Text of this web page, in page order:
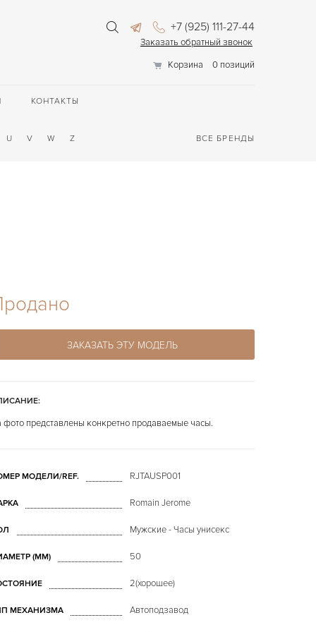
+7 (925) 111-27-44
Заказать обратный звонок
Корзина
0 позиций
КОНТАКТЫ
U V W Z ВСЕ БРЕНДЫ
ЗАКАЗАТЬ ЭТУ МОДЕЛЬ
фото представлены конкретно продаваемые часы.
МОДЕЛИ/REF. RJTAUSP001
Romain Jerome
Мужские - Часы унисекс
(MM) 50
2(хорошее)
МЕХАНИЗМА Автоподзавод